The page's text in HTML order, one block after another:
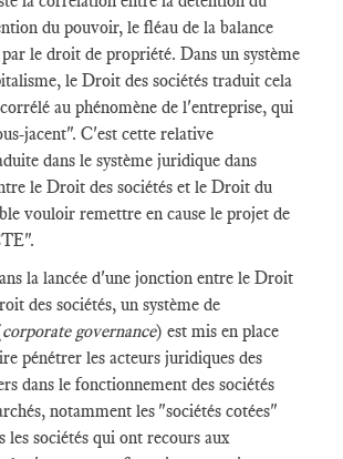
du pouvoir, le fléau de la balance
le droit de propriété. Dans un système
le Droit des sociétés traduit cela
au phénomène de l'entreprise, qui
jacent". C'est cette relative
dans le système juridique dans
le Droit des sociétés et le Droit du
vouloir remettre en cause le projet de
la lancée d'une jonction entre le Droit
des sociétés, un système de
corporate governance) est mis en place
pénétrer les acteurs juridiques des
dans le fonctionnement des sociétés
notamment les "sociétés cotées"
les sociétés qui ont recours aux